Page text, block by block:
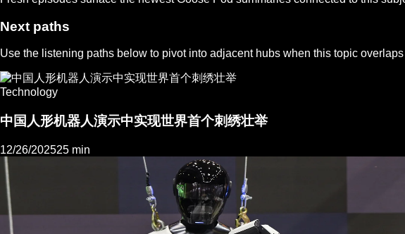
Next paths
Use the listening paths below to pivot into adjacent hubs when this topic
Technology
中国人形机器人演示中实现世界首个刺绣壮举
12/26/202525 min